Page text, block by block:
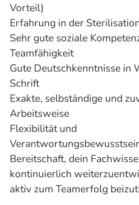
Vorteil)
Erfahrung in der
Sehr gute soziale
Teamfähigkeit
Gute Deutschkenntnisse in
Schrift
Exakte, selbständige und
Arbeitsweise
Flexibilität und
Bereitschaft, dein
kontinuierlich
aktiv zum Teamerfolg